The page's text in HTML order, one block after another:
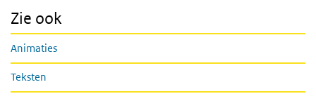
Zie ook
Animaties
Teksten